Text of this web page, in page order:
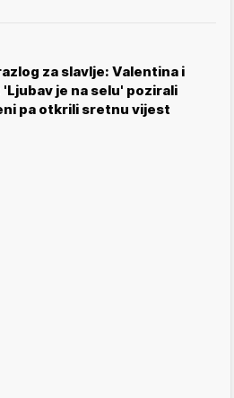
za slavlje: Valentina i
'Ljubav je na selu' pozirali
pa otkrili sretnu vijest